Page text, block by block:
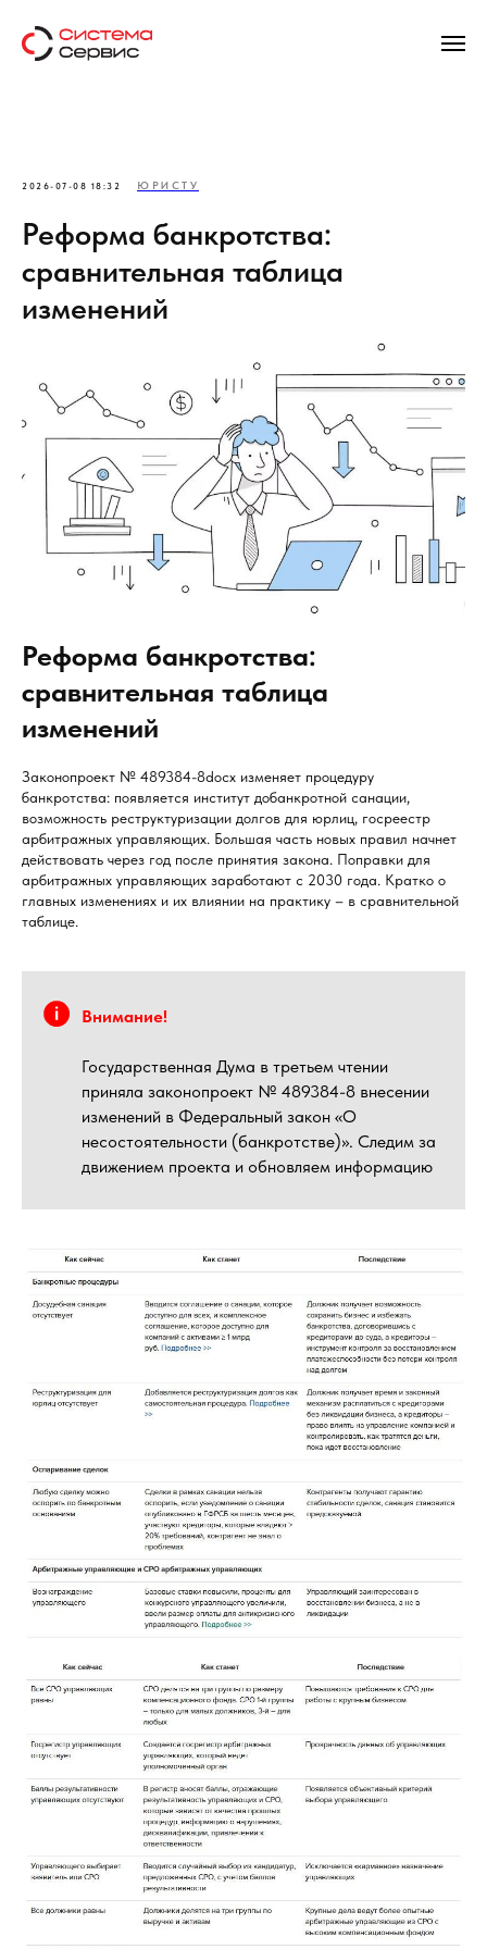
2026-07-08 18:32 ЮРИСТУ
Реформа банкротства:
сравнительная таблица
изменений
Реформа банкротства:
сравнительная таблица
изменений
Законопроект № 489384-8docx изменяет процедуру
банкротства: появляется институт добанкротной санации,
возможность реструктуризации долгов для юрлиц, госреестр
арбитражных управляющих. Большая часть новых правил начнет
действовать через год после принятия закона. Поправки для
арбитражных управляющих заработают с 2030 года. Кратко о
главных изменениях и их влиянии на практику – в сравнительной
таблице.
Внимание!
Государственная Дума в третьем чтении
приняла законопроект № 489384-8 внесении
изменений в Федеральный закон «О
несостоятельности (банкротстве)». Следим за
движением проекта и обновляем информацию